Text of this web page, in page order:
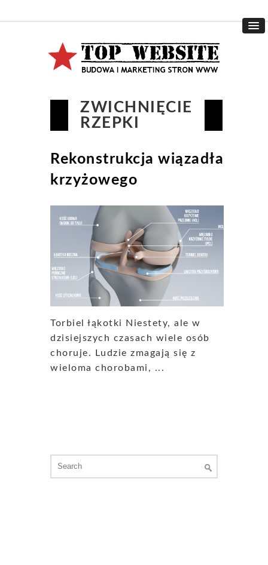
ZWICHNIĘCIE
RZEPKI
Rekonstrukcja wiązadła
krzyżowego
Torbiel łąkotki Niestety, ale w
dzisiejszych czasach wiele osób
choruje. Ludzie zmagają się z
wieloma chorobami, ...
for: